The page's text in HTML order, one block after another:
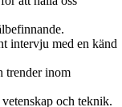
intervju med en känd
trender inom
och teknik.